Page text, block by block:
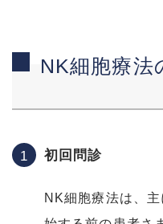
NK細胞療法
初回問診
NK細胞療法は、